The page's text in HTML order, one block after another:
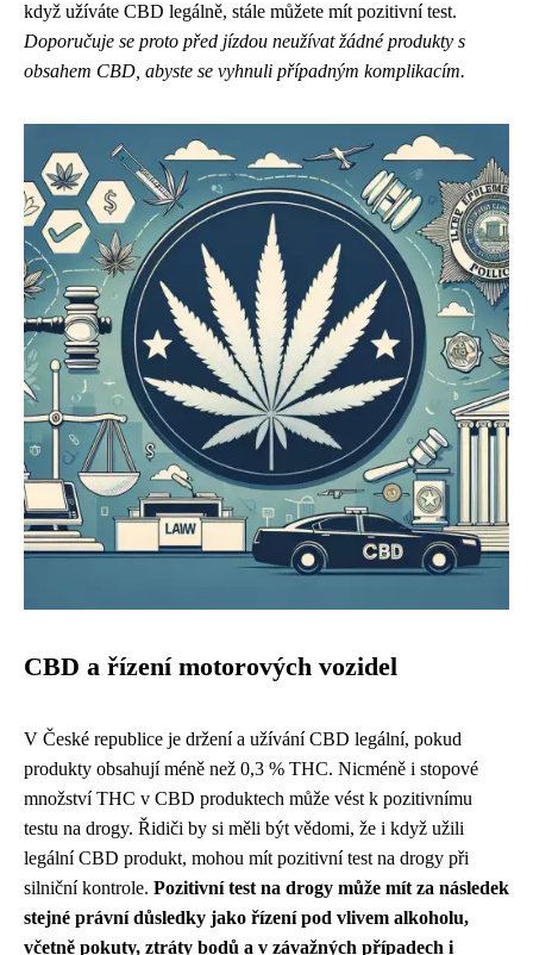
když užíváte CBD legálně, stále můžete mít pozitivní test.
Doporučuje se proto před jízdou neužívat žádné produkty s
obsahem CBD, abyste se vyhnuli případným komplikacím.
CBD a řízení motorových vozidel
V České republice je držení a užívání CBD legální, pokud
produkty obsahují méně než 0,3 % THC. Nicméně i stopové
množství THC v CBD produktech může vést k pozitivnímu
testu na drogy. Řidiči by si měli být vědomi, že i když užili
legální CBD produkt, mohou mít pozitivní test na drogy při
silniční kontrole. Pozitivní test na drogy může mít za následek
stejné právní důsledky jako řízení pod vlivem alkoholu,
včetně pokuty, ztráty bodů a v závažných případech i